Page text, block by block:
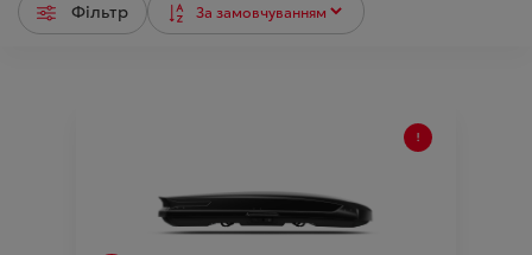
Фільтр